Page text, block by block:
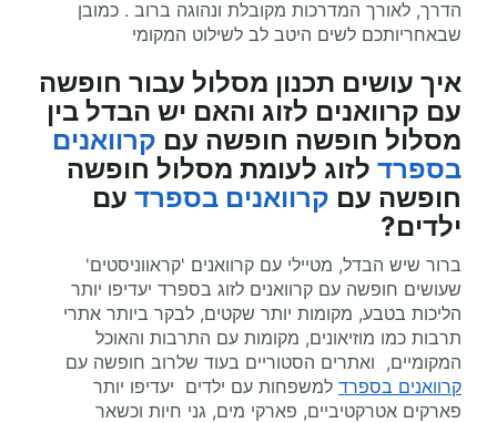
הדרך, לאורך המדרכות מקובלת ונהוגה ברוב . כמובן
שבאחריותכם לשים היטב לב לשילוט המקומי
איך עושים תכנון מסלול עבור חופשה
עם קרוואנים לזוג והאם יש הבדל בין
מסלול חופשה חופשה עם קרוואנים
בספרד לזוג לעומת מסלול חופשה
חופשה עם קרוואנים בספרד עם
ילדים?
ברור שיש הבדל, מטיילי עם קרוואנים 'קראווניסטים'
שעושים חופשה עם קרוואנים לזוג בספרד יעדיפו יותר
הליכות בטבע, מקומות יותר שקטים, לבקר ביותר אתרי
תרבות כמו מוזיאונים, מקומות עם התרבות והאוכל
המקומיים, ואתרים הסטוריים בעוד שלרוב חופשה עם
קרוואנים בספרד למשפחות עם ילדים יעדיפו יותר
פארקים אטרקטיביים, פארקי מים, גני חיות וכשאר